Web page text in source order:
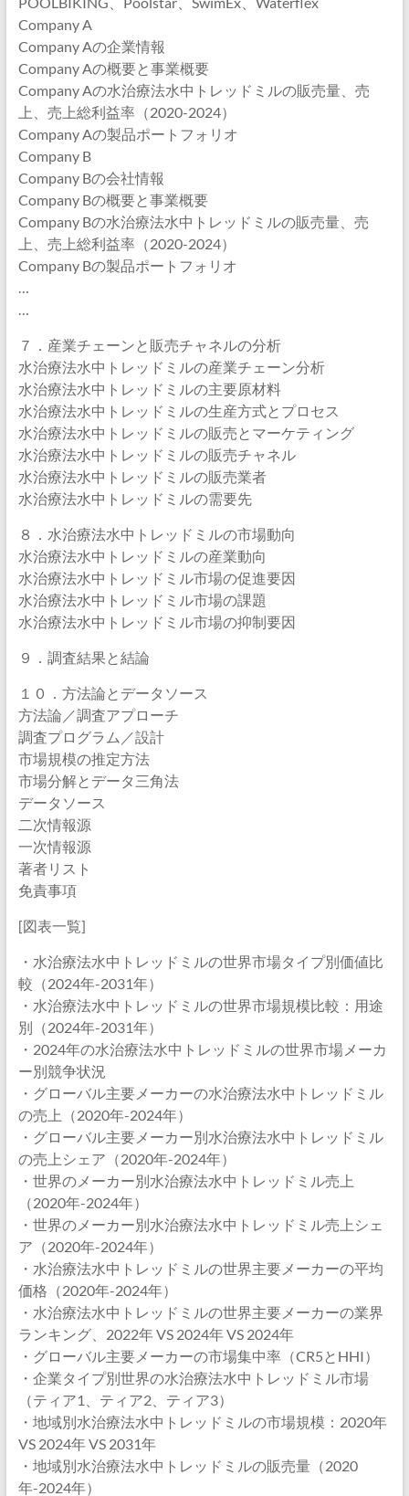
Company A
Company Aの企業情報
Company Aの概要と事業概要
Company Aの水治療法水中トレッドミルの販売量、売
上、売上総利益率（2020-2024）
Company Aの製品ポートフォリオ
Company B
Company Bの会社情報
Company Bの概要と事業概要
Company Bの水治療法水中トレッドミルの販売量、売
上、売上総利益率（2020-2024）
Company Bの製品ポートフォリオ
…
…
７．産業チェーンと販売チャネルの分析
水治療法水中トレッドミルの産業チェーン分析
水治療法水中トレッドミルの主要原材料
水治療法水中トレッドミルの生産方式とプロセス
水治療法水中トレッドミルの販売とマーケティング
水治療法水中トレッドミルの販売チャネル
水治療法水中トレッドミルの販売業者
水治療法水中トレッドミルの需要先
８．水治療法水中トレッドミルの市場動向
水治療法水中トレッドミルの産業動向
水治療法水中トレッドミル市場の促進要因
水治療法水中トレッドミル市場の課題
水治療法水中トレッドミル市場の抑制要因
９．調査結果と結論
１０．方法論とデータソース
方法論／調査アプローチ
調査プログラム／設計
市場規模の推定方法
市場分解とデータ三角法
データソース
二次情報源
一次情報源
著者リスト
免責事項
[図表一覧]
・水治療法水中トレッドミルの世界市場タイプ別価値比
較（2024年-2031年）
・水治療法水中トレッドミルの世界市場規模比較：用途
別（2024年-2031年）
・2024年の水治療法水中トレッドミルの世界市場メーカ
ー別競争状況
・グローバル主要メーカーの水治療法水中トレッドミル
の売上（2020年-2024年）
・グローバル主要メーカー別水治療法水中トレッドミル
の売上シェア（2020年-2024年）
・世界のメーカー別水治療法水中トレッドミル売上
（2020年-2024年）
・世界のメーカー別水治療法水中トレッドミル売上シェ
ア（2020年-2024年）
・水治療法水中トレッドミルの世界主要メーカーの平均
価格（2020年-2024年）
・水治療法水中トレッドミルの世界主要メーカーの業界
ランキング、2022年 VS 2024年 VS 2024年
・グローバル主要メーカーの市場集中率（CR5とHHI）
・企業タイプ別世界の水治療法水中トレッドミル市場
（ティア1、ティア2、ティア3）
・地域別水治療法水中トレッドミルの市場規模：2020年
VS 2024年 VS 2031年
・地域別水治療法水中トレッドミルの販売量（2020
年-2024年）